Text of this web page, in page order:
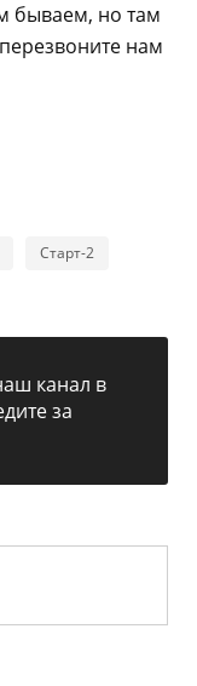
бываем, но там
нам
Старт-2
канал в
за